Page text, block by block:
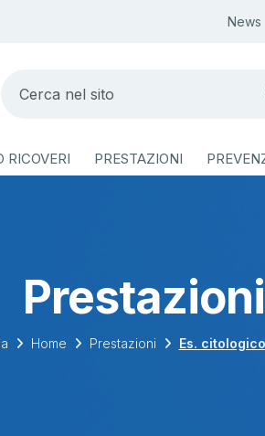
News
RICOVERI PRESTAZIONI
Prestazioni
Home Prestazioni Es.